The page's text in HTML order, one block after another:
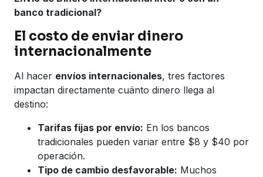
banco tradicional?
El costo de enviar dinero
internacionalmente
Al hacer envíos internacionales, tres factores
impactan directamente cuánto dinero llega al
destino:
Tarifas fijas por envío: En los bancos
tradicionales pueden variar entre $8 y $40 por
operación.
Tipo de cambio desfavorable: Muchos